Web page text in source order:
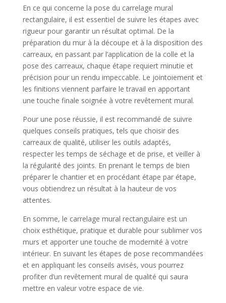
En ce qui concerne la pose du carrelage mural
rectangulaire, il est essentiel de suivre les étapes avec
rigueur pour garantir un résultat optimal. De la
préparation du mur à la découpe et à la disposition des
carreaux, en passant par l’application de la colle et la
pose des carreaux, chaque étape requiert minutie et
précision pour un rendu impeccable. Le jointoiement et
les finitions viennent parfaire le travail en apportant
une touche finale soignée à votre revêtement mural.
Pour une pose réussie, il est recommandé de suivre
quelques conseils pratiques, tels que choisir des
carreaux de qualité, utiliser les outils adaptés,
respecter les temps de séchage et de prise, et veiller à
la régularité des joints. En prenant le temps de bien
préparer le chantier et en procédant étape par étape,
vous obtiendrez un résultat à la hauteur de vos
attentes.
En somme, le carrelage mural rectangulaire est un
choix esthétique, pratique et durable pour sublimer vos
murs et apporter une touche de modernité à votre
intérieur. En suivant les étapes de pose recommandées
et en appliquant les conseils avisés, vous pourrez
profiter d’un revêtement mural de qualité qui saura
mettre en valeur votre espace de vie.